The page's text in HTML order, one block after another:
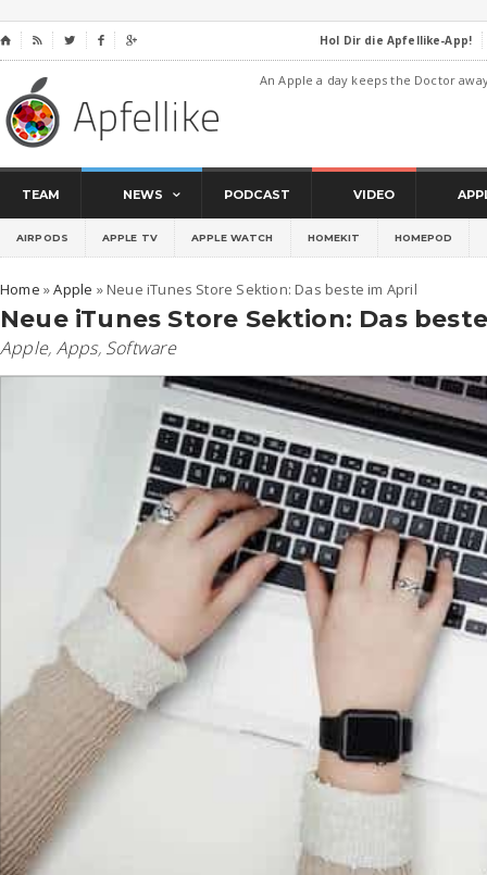
⌂     Hol Dir die Apfellike-App!
An Apple a day keeps the Doctor
TEAM NEWS PODCAST VIDEO
AIRPODS APPLE TV APPLE WATCH HOMEKIT HOMEPOD
Home »Apple » Neue iTunes Store Sektion: Das beste im April
Neue iTunes Store Sektion: Das
Apple, Apps, Software